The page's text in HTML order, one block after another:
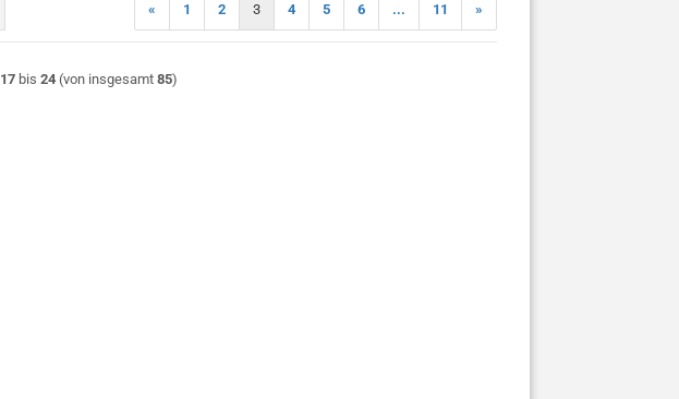
« 1 2 3 4 5 6 ... 11 »
17bis 24(von insgesamt 85)